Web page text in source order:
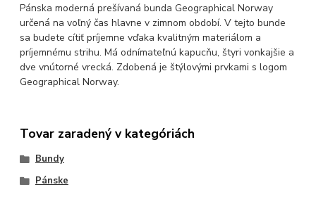
Pánska moderná prešívaná bunda Geographical Norway
určená na voľný čas hlavne v zimnom období. V tejto bunde
sa budete cítiť príjemne vďaka kvalitným materiálom a
príjemnému strihu. Má odnímateľnú kapucňu, štyri vonkajšie a
dve vnútorné vrecká. Zdobená je štýlovými prvkami s logom
Geographical Norway.
Tovar zaradený v kategóriách
Bundy
Pánske